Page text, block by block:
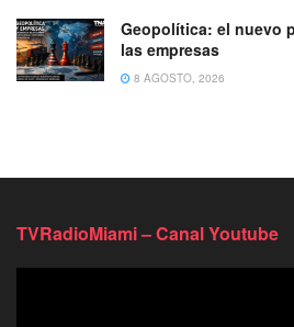
Geopolítica: el nuevo
las empresas
8 AGOSTO, 2026
TVRadioMiami – Canal Youtube